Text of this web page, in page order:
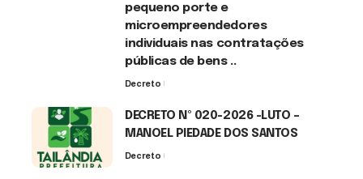
pequeno porte e
microempreendedores
individuais nas contratações
públicas de bens ..
Decreto
DECRETO Nº 020-2026 -LUTO –
MANOEL PIEDADE DOS SANTOS
Decreto